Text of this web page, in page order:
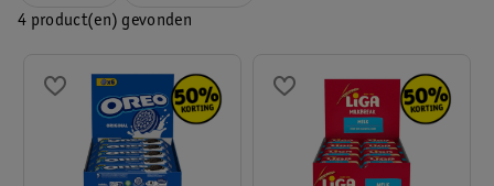
4 product(en) gevonden